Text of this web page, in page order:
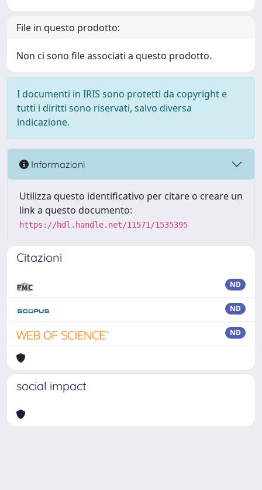
File in questo prodotto:
Non ci sono file associati a questo prodotto.
I documenti in IRIS sono protetti da copyright e
tutti i diritti sono riservati, salvo diversa
indicazione.
Informazioni
Utilizza questo identificativo per citare o creare un
link a questo documento:
https://hdl.handle.net/11571/1535395
Citazioni
ND
ND
ND
social impact